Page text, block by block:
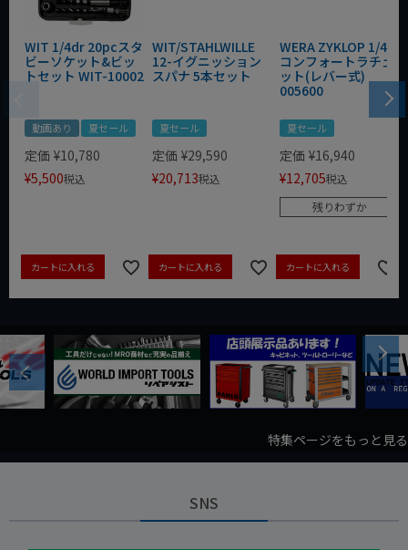
WIT 1/4dr 20pcスタ
ビーソケット&ビッ
トセット WIT-10002
動画あり 夏セール
定価 ¥10,780
¥5,500税込
カートに入れる
WIT/STAHLWILLE
12-イグニッション
スパナ 5本セット
夏セール
定価 ¥29,590
¥20,713税込
カートに入れる
WERA ZYKLOP 1/4"
コンフォートラチェ
ット(レバー式)
005600
夏セール
定価 ¥16,940
¥12,705税込
残りわずか
カートに入れる
Previous
Next
特集ページをもっと見る
SNS